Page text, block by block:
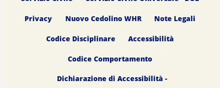
Privacy Nuovo Cedolino WHR Note Legali
Codice Disciplinare Accessibilità
Codice Comportamento
Dichiarazione di Accessibilità -